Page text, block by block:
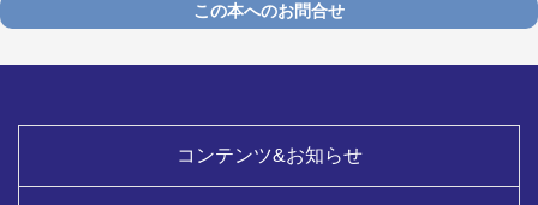
この本へのお問合せ
コンテンツ&お知らせ